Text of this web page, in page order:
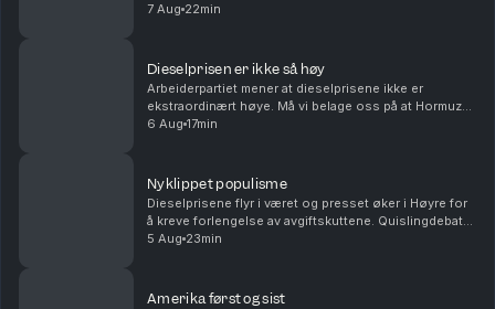
Rødt går inn i debatten om prisen på indrefilet, slik er
7 Aug 22min
Dieselprisen er ikke så høy
Arbeiderpartiet mener at dieselprisene ikke er
ekstraordinært høye. Må vi belage oss på at Hormuz-
stredet blir liggende bak betalingsmur i uoverskuelig
6 Aug 17min
Nyklippet populisme
Dieselprisene flyr i været og presset øker i Høyre for
å kreve forlengelse av avgiftskuttene. Quislingdebatt i
Sverige, den norske landssvikeren er aktualisert i
5 Aug 23min
Amerika først og sist